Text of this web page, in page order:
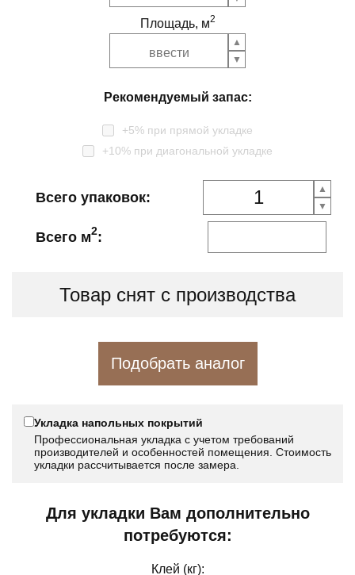
Площадь, м2
Рекомендуемый запас:
+5% при прямой укладке
+10% при диагональной укладке
Всего упаковок:
Всего м2:
Товар снят с производства
Подобрать аналог
Укладка напольных покрытий
Профессиональная укладка с учетом требований
производителей и особенностей помещения. Стоимость
укладки рассчитывается после замера.
Для укладки Вам дополнительно
потребуются:
Клей (кг):